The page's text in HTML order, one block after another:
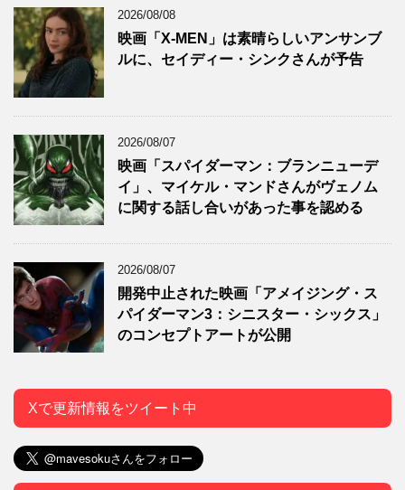
2026/08/08
映画「X-MEN」は素晴らしいアンサンブ
ルに、セイディー・シンクさんが予告
2026/08/07
映画「スパイダーマン：ブランニューデ
イ」、マイケル・マンドさんがヴェノム
に関する話し合いがあった事を認める
2026/08/07
開発中止された映画「アメイジング・ス
パイダーマン3：シニスター・シックス」
のコンセプトアートが公開
Xで更新情報をツイート中